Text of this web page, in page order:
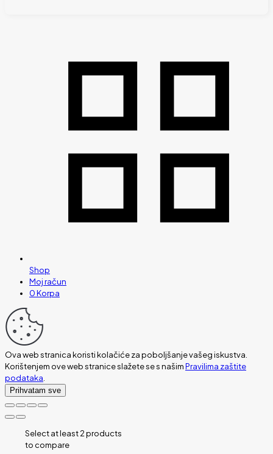
Shop
Moj račun
0Korpa
Ova web stranica koristi kolačiće za poboljšanje vašeg iskustva.
Korištenjem ove web stranice slažete se s našimPravilima zaštite
podataka.
Prihvatam sve
Select at least 2 products
to compare